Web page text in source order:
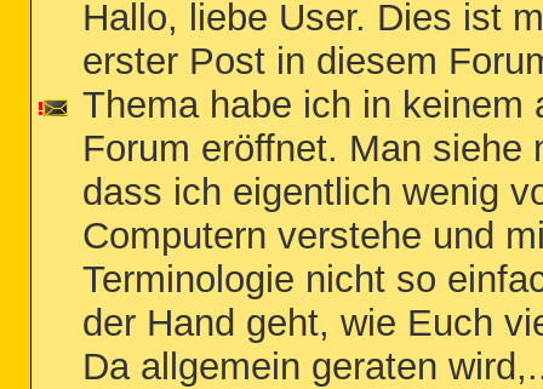
Hallo, liebe User. Dies ist
erster Post in diesem
Thema habe ich in keinem
Forum eröffnet. Man siehe
dass ich eigentlich wenig
Computern verstehe und
Terminologie nicht so
der Hand geht, wie Euch
Da allgemein geraten